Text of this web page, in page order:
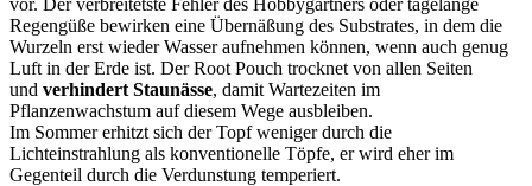
Regengüße bewirken eine Übernäßung des Substrates, in dem die
Wurzeln erst wieder Wasser aufnehmen können, wenn auch genug
Luft in der Erde ist. Der Root Pouch trocknet von allen Seiten
und verhindert Staunässe, damit Wartezeiten im
Pflanzenwachstum auf diesem Wege ausbleiben.
Im Sommer erhitzt sich der Topf weniger durch die
Lichteinstrahlung als konventionelle Töpfe, er wird eher im
Gegenteil durch die Verdunstung temperiert.